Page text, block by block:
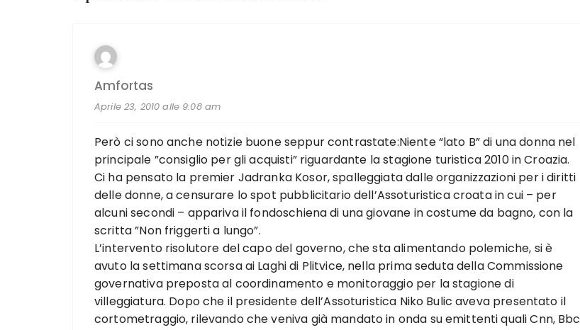
Amfortas
Aprile 23, 2010 alle 9:08 am
Però ci sono anche notizie buone seppur contrastate:Niente “lato B” di una donna nel
principale ”consiglio per gli acquisti” riguardante la stagione turistica 2010 in Croazia.
Ci ha pensato la premier Jadranka Kosor, spalleggiata dalle organizzazioni per i diritti
delle donne, a censurare lo spot pubblicitario dell’Assoturistica croata in cui – per
alcuni secondi – appariva il fondoschiena di una giovane in costume da bagno, con la
scritta ”Non friggerti a lungo”.
L’intervento risolutore del capo del governo, che sta alimentando polemiche, si è
avuto la settimana scorsa ai Laghi di Plitvice, nella prima seduta della Commissione
governativa preposta al coordinamento e monitoraggio per la stagione di
villeggiatura. Dopo che il presidente dell’Assoturistica Niko Bulic aveva presentato il
cortometraggio, rilevando che veniva già mandato in onda su emittenti quali Cnn, Bbc